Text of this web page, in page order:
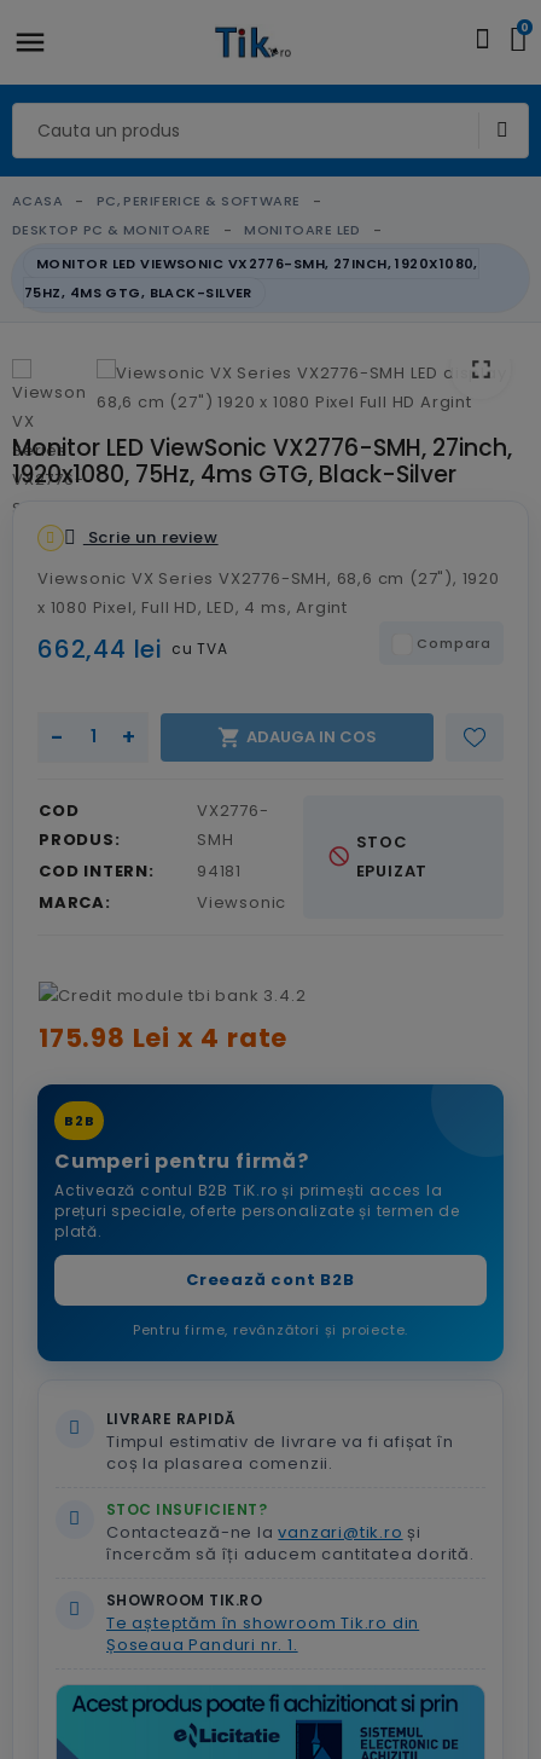
0
ACASA
PC, PERIFERICE & SOFTWARE
DESKTOP PC & MONITOARE
MONITOARE LED
MONITOR LED VIEWSONIC VX2776-SMH, 27INCH, 1920X1080,
75HZ, 4MS GTG, BLACK-SILVER
fullscreen
fullscreen
Monitor LED ViewSonic VX2776-SMH, 27inch,
1920x1080, 75Hz, 4ms GTG, Black-Silver
Scrie un review
Viewsonic VX Series VX2776-SMH, 68,6 cm (27"), 1920
x 1080 Pixel, Full HD, LED, 4 ms, Argint
662,44 lei cu TVA Compara
- +  ADAUGA IN COS
COD
PRODUS:
VX2776-
SMH
COD INTERN:
94181
MARCA:
Viewsonic
not_interested
STOC
EPUIZAT
175.98 Lei x 4 rate
B2B
Cumperi pentru firmă?
Activează contul B2B TiK.ro și primești acces la
prețuri speciale, oferte personalizate și termen de
plată.
Creează cont B2B
Pentru firme, revânzători și proiecte.
LIVRARE RAPIDĂ
Timpul estimativ de livrare va fi afișat în
coș la plasarea comenzii.
STOC INSUFICIENT?
Contactează-ne lavanzari@tik.ro și
încercăm să îți aducem cantitatea dorită.
SHOWROOM TIK.RO
Te așteptăm în showroom Tik.ro din
Șoseaua Panduri nr. 1.